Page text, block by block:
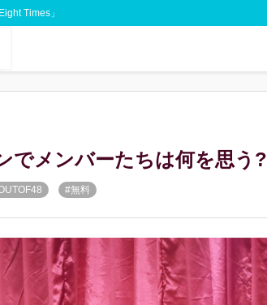
Times」
でメンバーたちは何を思う?
#無料